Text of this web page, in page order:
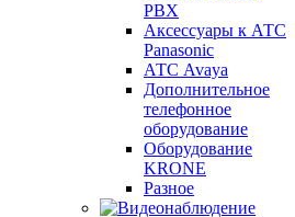
PBX
Аксессуары к АТС
Panasonic
АТС Avaya
Дополнительное
телефонное
оборудование
Оборудование
KRONE
Разное